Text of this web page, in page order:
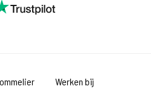
Werken bij